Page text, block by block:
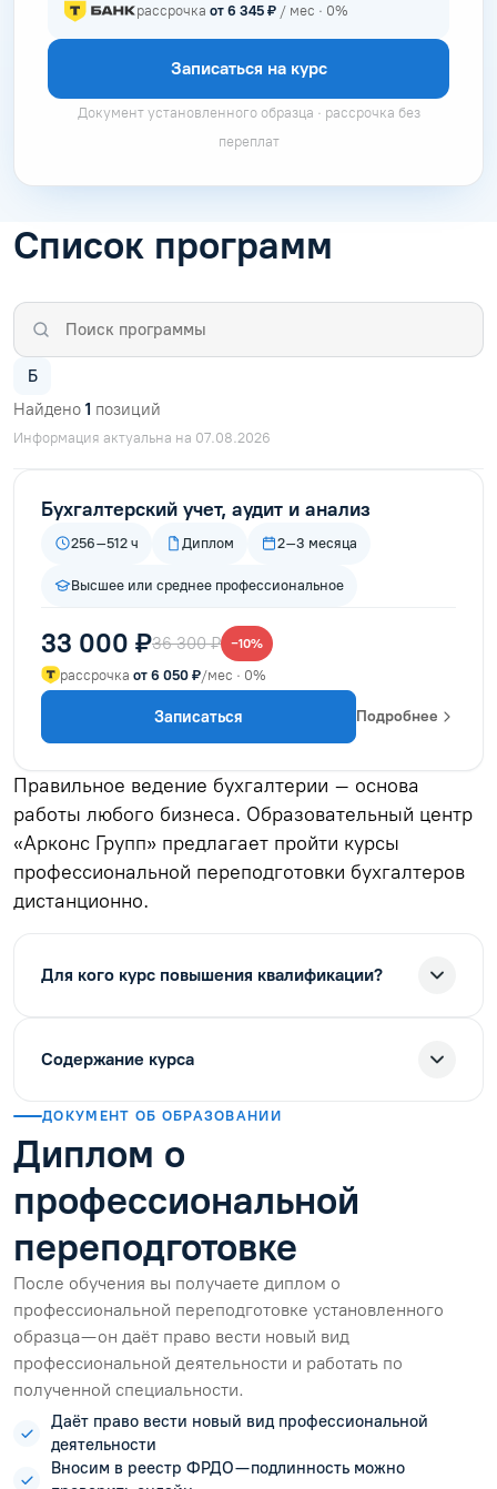
рассрочка от 6 345 ₽ / мес · 0%
Записаться на курс
Документ установленного образца · рассрочка без
переплат
Список программ
Б
Найдено 1 позиций
Информация актуальна на 07.08.2026
Бухгалтерский учет, аудит и анализ
256–512 ч Диплом 2–3 месяца
Высшее или среднее профессиональное
33 000 ₽36 300 ₽ −10%
рассрочка от 6 050 ₽/мес · 0%
Записаться Подробнее
Правильное ведение бухгалтерии – основа
работы любого бизнеса. Образовательный центр
«Арконс Групп» предлагает пройти курсы
профессиональной переподготовки бухгалтеров
дистанционно.
Для кого курс повышения квалификации?
Содержание курса
ДОКУМЕНТ ОБ ОБРАЗОВАНИИ
Диплом о
профессиональной
переподготовке
После обучения вы получаете диплом о
профессиональной переподготовке установленного
образца — он даёт право вести новый вид
профессиональной деятельности и работать по
полученной специальности.
Даёт право вести новый вид профессиональной
деятельности
Вносим в реестр ФРДО — подлинность можно